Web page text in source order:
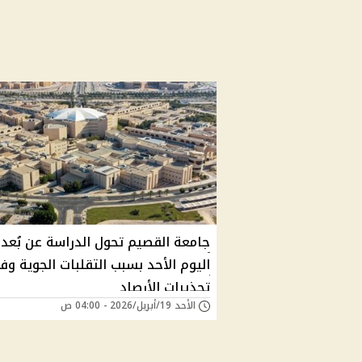
جامعة القصيم تحول الدراسة عن بُعد
اليوم الأحد بسبب التقلبات الجوية
تحذيرات الأرصاد
الأحد 19/أبريل/2026 - 04:00 ص